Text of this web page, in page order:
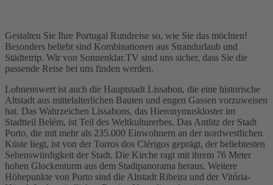
Gestalten Sie Ihre Portugal Rundreise so, wie Sie das möchten!
Besonders beliebt sind Kombinationen aus Strandurlaub und
Städtetrip. Wir von Sonnenklar.TV sind uns sicher, dass Sie die
passende Reise bei uns finden werden.
Lohnenswert ist auch die Hauptstadt Lissabon, die eine historische
Altstadt aus mittelalterlichen Bauten und engen Gassen vorzuweisen
hat. Das Wahrzeichen Lissabons, das Hieronymuskloster im
Stadtteil Belém, ist Teil des Weltkulturerbes. Das Antlitz der Stadt
Porto, die mit mehr als 235.000 Einwohnern an der nordwestlichen
Küste liegt, ist von der Torros dos Clérigos geprägt, der beliebtesten
Sehenswürdigkeit der Stadt. Die Kirche ragt mit ihrem 76 Meter
hohen Glockenturm aus dem Stadtpanorama heraus. Weitere
Höhepunkte von Porto sind die Altstadt Ribeira und der Vitória-